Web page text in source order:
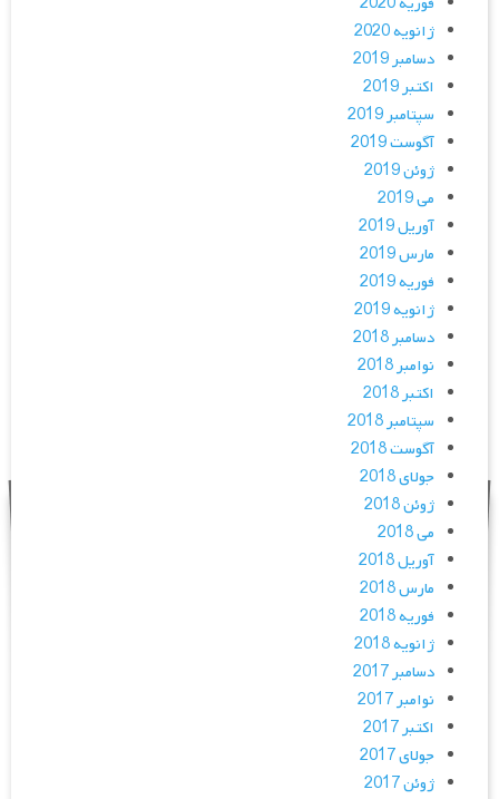
ژانویه 2020
دسامبر 2019
اکتبر 2019
سپتامبر 2019
آگوست 2019
ژوئن 2019
می 2019
آوریل 2019
مارس 2019
فوریه 2019
ژانویه 2019
دسامبر 2018
نوامبر 2018
اکتبر 2018
سپتامبر 2018
آگوست 2018
جولای 2018
ژوئن 2018
می 2018
آوریل 2018
مارس 2018
فوریه 2018
ژانویه 2018
دسامبر 2017
نوامبر 2017
اکتبر 2017
جولای 2017
ژوئن 2017